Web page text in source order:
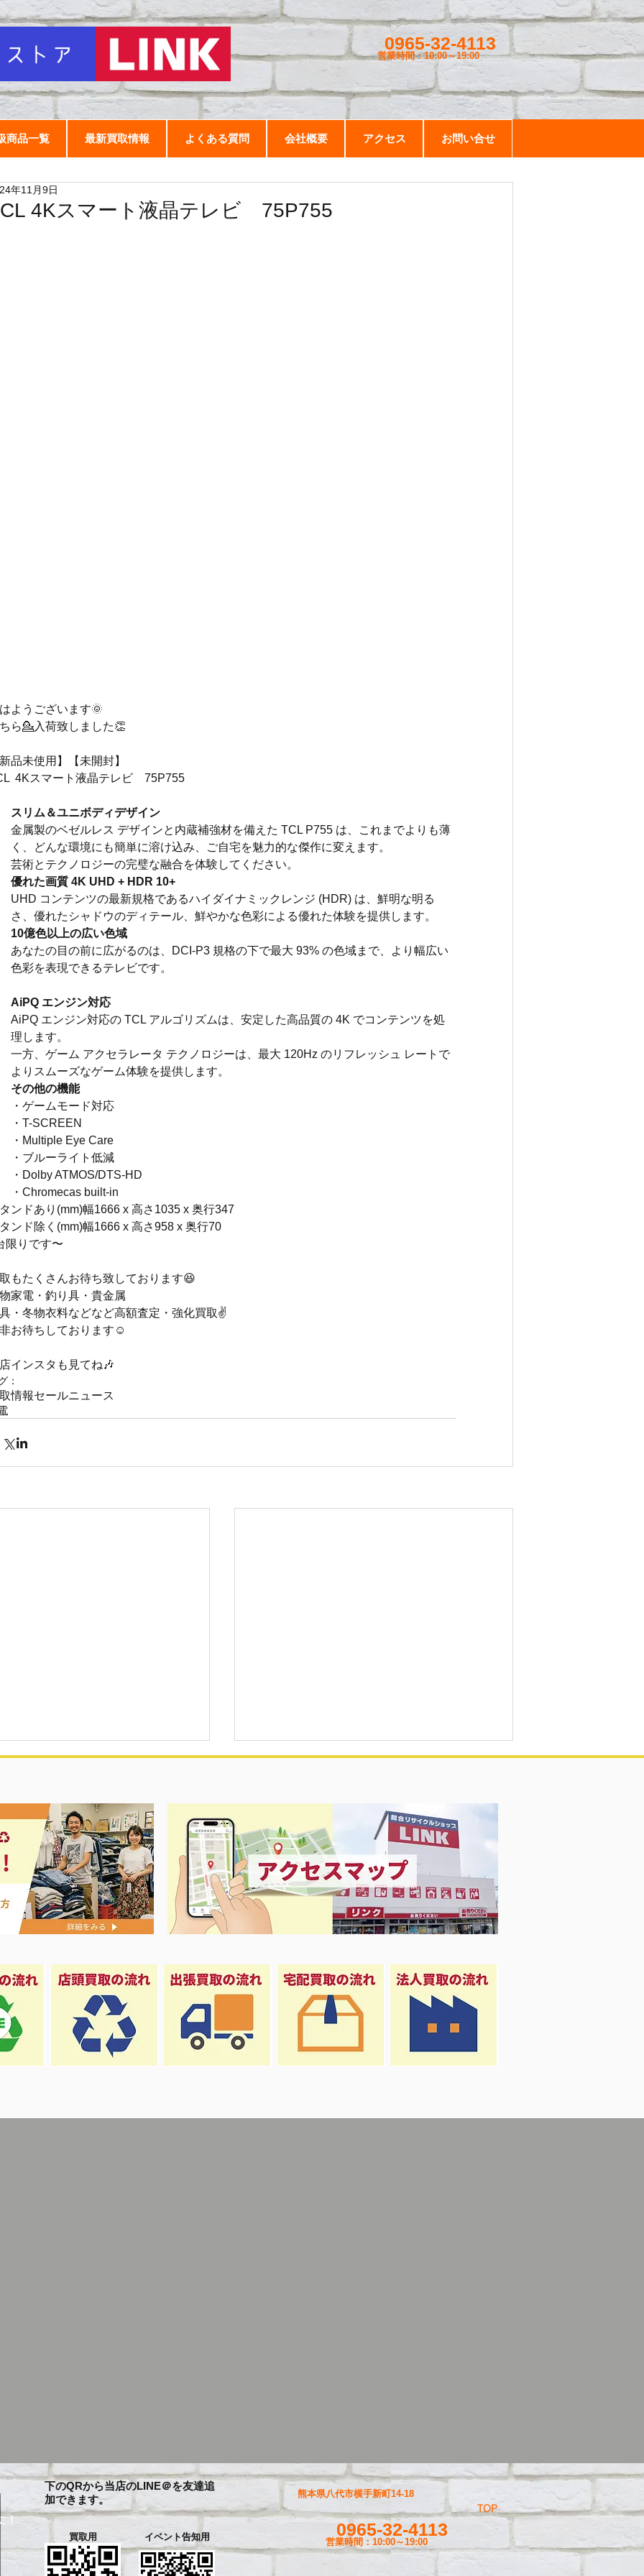
0965-32-4113
営業時間：10:00～19:00
商品一覧 最新買取情報 よくある質問 会社概要 アクセス お問い合せ
4Kスマート液晶テレビ 75P755
年11月9日
ようございます🌞
ら💁入荷致しました👏
品未使用】【未開封】
4Kスマート液晶テレビ　75P755
スリム＆ユニボディデザイン
金属製のベゼルレス デザインと内蔵補強材を備えた TCL P755 は、これまでよりも薄
く、どんな環境にも簡単に溶け込み、ご自宅を魅力的な傑作に変えます。
芸術とテクノロジーの完璧な融合を体験してください。
優れた画質 4K UHD + HDR 10+
UHD コンテンツの最新規格であるハイダイナミックレンジ (HDR) は、鮮明な明る
さ、優れたシャドウのディテール、鮮やかな色彩による優れた体験を提供します。
10億色以上の広い色域
あなたの目の前に広がるのは、DCI-P3 規格の下で最大 93% の色域まで、より幅広い
色彩を表現できるテレビです。
AiPQ エンジン対応
AiPQ エンジン対応の TCL アルゴリズムは、安定した高品質の 4K でコンテンツを処
理します。
一方、ゲーム アクセラレータ テクノロジーは、最大 120Hz のリフレッシュ レートで
よりスムーズなゲーム体験を提供します。
その他の機能
・ゲームモード対応
・T-SCREEN
・Multiple Eye Care
・ブルーライト低減
・Dolby ATMOS/DTS-HD
・Chromecas built-in
ンドあり(mm)幅1666 x 高さ1035 x 奥行347
ンド除く(mm)幅1666 x 高さ958 x 奥行70
限りです〜
もたくさんお待ち致しております😆
家電・釣り具・貴金属
・冬物衣料などなど高額査定・強化買取✌️
お待ちしております☺️
インスタも見てね🎶
：
情報セールニュース
ール＆エアコン祭り‼️ 夏に向けて冷凍庫！大量品揃え❗️
！
下のQRから当店のLINE＠を友達追
加できます。
買取用 イベント告知用
TOP
0965-32-4113
営業時間：10:00～19:00
熊本県八代市横手新町14-18